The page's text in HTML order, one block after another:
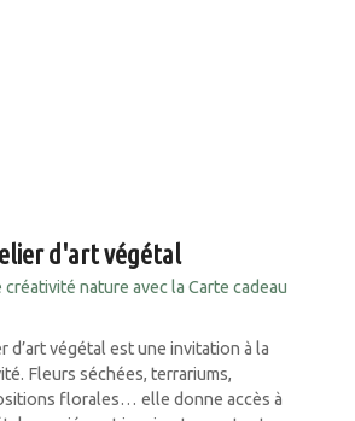
d'art végétal
nature avec la Carte cadeau
d’art végétal est une invitation à la
Fleurs séchées, terrariums,
florales… elle donne accès à